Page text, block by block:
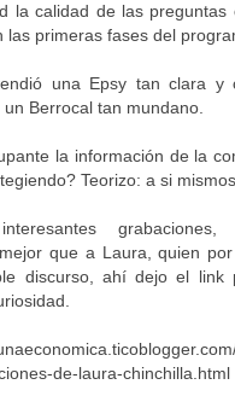
la calidad de las preguntas
las primeras fases del
una Epsy tan clara y
un Berrocal tan mundano.
la información de la
Teorizo: a si
grabaciones,
que a Laura, quien
discurso, ahí dejo el link
de-laura-chinchilla.html